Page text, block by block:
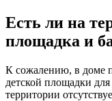
Есть ли на
площадка и
К сожалению, в доме
детской площадки
территории